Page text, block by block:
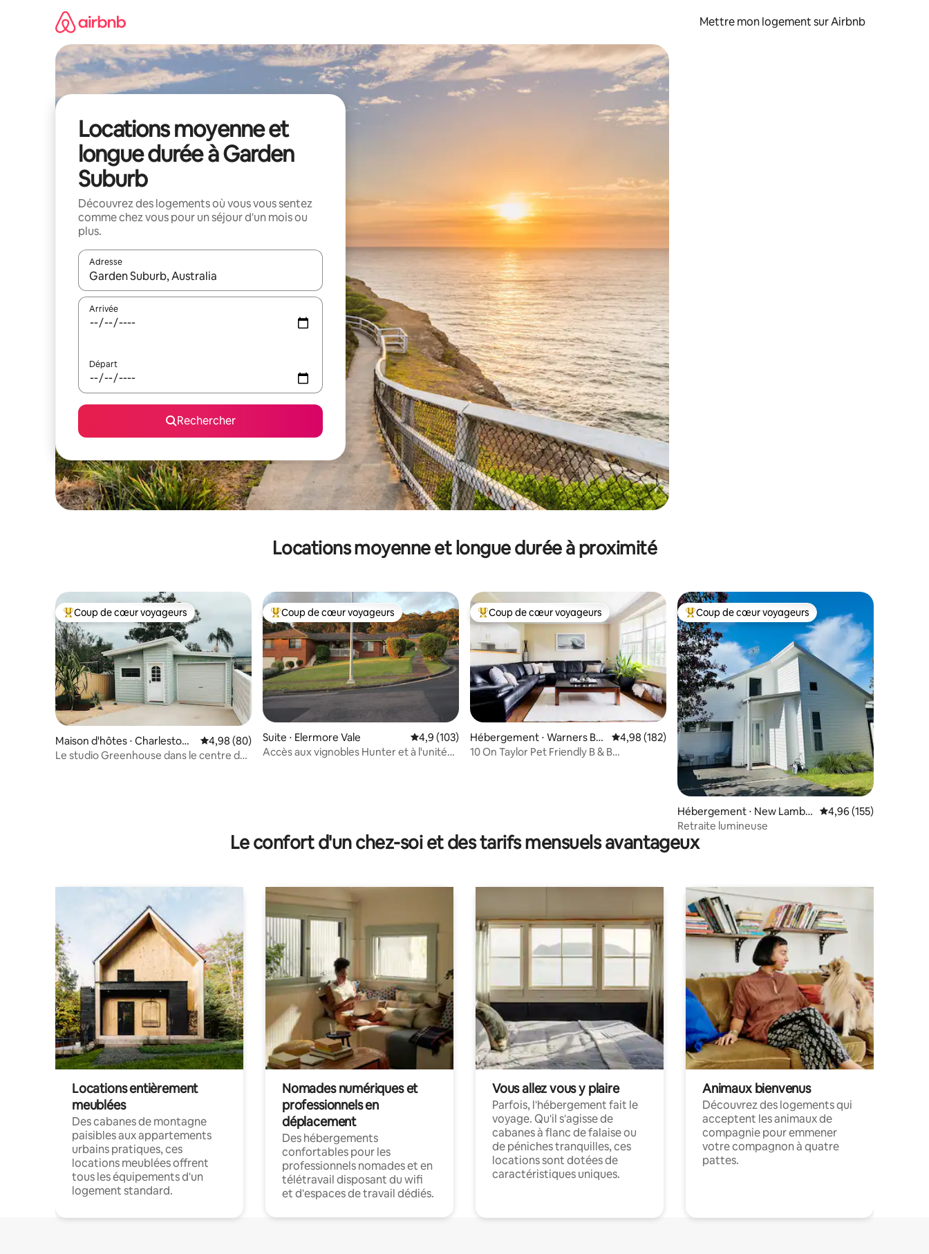
Mettre mon logement sur Airbnb
Locations moyenne et
longue durée à Garden
Suburb
Découvrez des logements où vous vous sentez
comme chez vous pour un séjour d'un mois ou
plus.
Adresse
Lorsque les résultats s'affichent, utilisez les flèches vers le haut et vers le bas pour les parcourir ou en appuyant et en faisant glisser.
Arrivée
Départ
Rechercher
Locations moyenne et longue durée à proximité
Coups de cœur voyageurs les plus appréciés
Coup de cœur voyageurs
Maison d'hôtes ⋅ Charlestow
n
Évaluation moyenne sur la base de 80 commentaires : 4,98 sur 5
4,98 (80)
Le studio Greenhouse dans le centre de
Coups de cœur voyageurs les plus appréciés
Coup de cœur voyageurs
Suite ⋅ Elermore Vale Évaluation moyenne sur la base de 103 commentaires : 4,9 sur 5
4,9 (103)
Accès aux vignobles Hunter et à l'unité
Coups de cœur voyageurs les plus appréciés
Coup de cœur voyageurs
Hébergement ⋅ Warners Ba
y
Évaluation moyenne sur la base de 182 commentaires : 4,98 sur 5
4,98 (182)
10 On Taylor Pet Friendly B & B
Coups de cœur voyageurs les plus appréciés
Coup de cœur voyageurs
Hébergement ⋅ New Lambt
on
Évaluation moyenne
4,96 (155)
Retraite lumineuse
Le confort d'un chez-soi et des tarifs mensuels avantageux
Locations entièrement
meublées
Des cabanes de montagne
paisibles aux appartements
urbains pratiques, ces
locations meublées offrent
tous les équipements d'un
logement standard.
Nomades numériques et
professionnels en
déplacement
Des hébergements
confortables pour les
professionnels nomades et en
télétravail disposant du wifi
et d'espaces de travail dédiés.
Vous allez vous y plaire
Parfois, l'hébergement fait le
voyage. Qu'il s'agisse de
cabanes à flanc de falaise ou
de péniches tranquilles, ces
locations sont dotées de
caractéristiques uniques.
Animaux bienvenus
Découvrez des logements qui
acceptent les animaux de
compagnie pour emmener
votre compagnon à quatre
pattes.